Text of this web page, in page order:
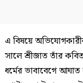
এ বিষয়ে
সালে শ্রীজাত তাঁর
ধর্মের ভাবাবেগে